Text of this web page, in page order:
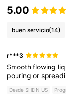
5.00
buen servicio(14)
r***3
Smoothflowing
pouringor
Desde SHEIN US